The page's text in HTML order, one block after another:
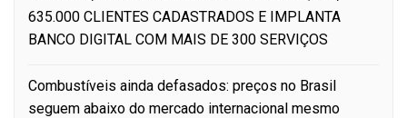
635.000 CLIENTES CADASTRADOS E IMPLANTA
BANCO DIGITAL COM MAIS DE 300 SERVIÇOS
Combustíveis ainda defasados: preços no Brasil
seguem abaixo do mercado internacional mesmo